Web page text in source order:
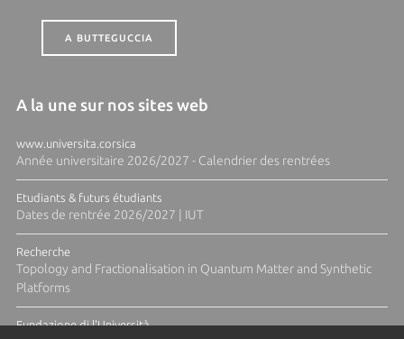
A BUTTEGUCCIA
A la une sur nos sites web
www.universita.corsica
Année universitaire 2026/2027 - Calendrier des rentrées
Etudiants & futurs étudiants
Dates de rentrée 2026/2027 | IUT
Recherche
Topology and Fractionalisation in Quantum Matter and Synthetic
Platforms
Fundazione di l'Università